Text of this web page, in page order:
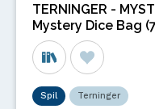
TERNINGER -
Mystery Dice Bag
Spil Terninger